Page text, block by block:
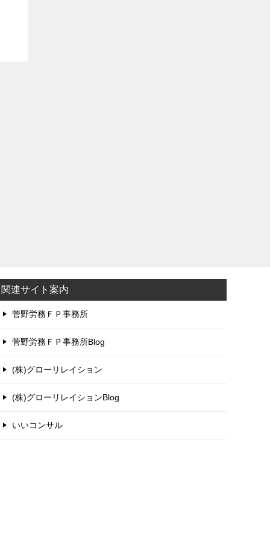
関連サイト案内
菅野労務ＦＰ事務所
菅野労務ＦＰ事務所Blog
(株)グローリレイション
(株)グローリレイションBlog
いいコンサル